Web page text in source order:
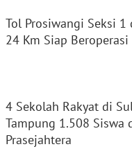
Tol Prosiwangi Seksi 1
24 Km Siap Beroperasi
4 Sekolah Rakyat di
Tampung 1.508 Siswa
Prasejahtera